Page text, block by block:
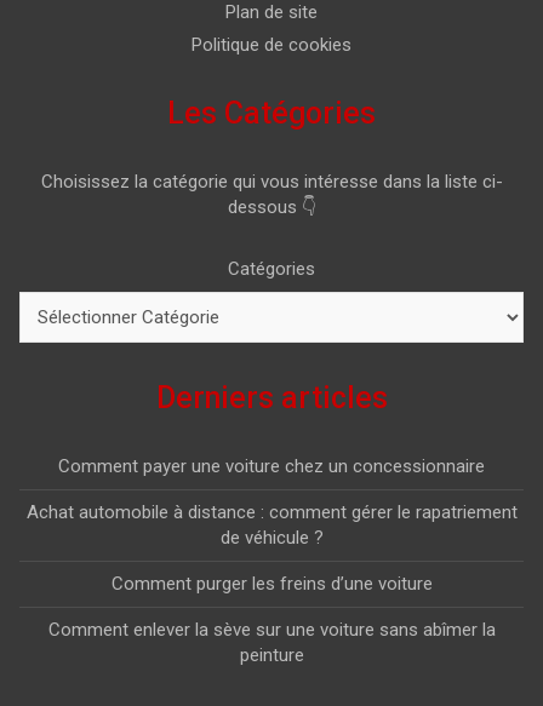
Plan de site
Politique de cookies
Les Catégories
Choisissez la catégorie qui vous intéresse dans la liste ci-
dessous 👇
Catégories
Derniers articles
Comment payer une voiture chez un concessionnaire
Achat automobile à distance : comment gérer le rapatriement
de véhicule ?
Comment purger les freins d’une voiture
Comment enlever la sève sur une voiture sans abîmer la
peinture